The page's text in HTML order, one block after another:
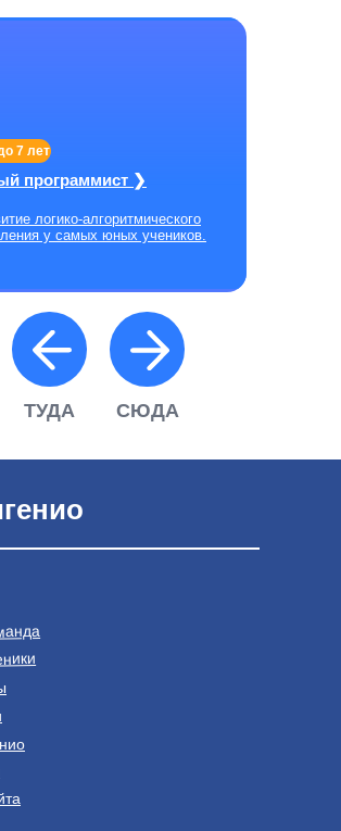
c 10 лет
программист ❯
логико-алгоритмического
у самых юных учеников.
7 лет
СЮДА
ТУДА